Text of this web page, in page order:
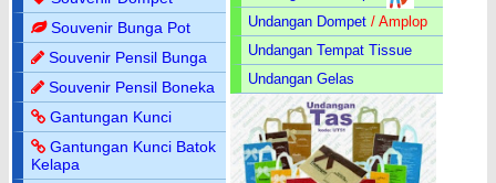
Souvenir Bunga Pot
Souvenir Pensil Bunga
Souvenir Pensil Boneka
Gantungan Kunci
Gantungan Kunci Batok
Kelapa
Undangan Dompet / Amplop
Undangan Tempat Tissue
Undangan Gelas